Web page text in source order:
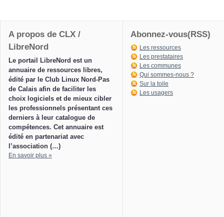
A propos de CLX /
LibreNord
Le portail LibreNord est un
annuaire de ressources libres,
édité par le Club Linux Nord-Pas
de Calais afin de faciliter les
choix logiciels et de mieux cibler
les professionnels présentant ces
derniers à leur catalogue de
compétences. Cet annuaire est
édité en partenariat avec
l’association (…)
En savoir plus »
Abonnez-vous(RSS)
Les ressources
Les prestataires
Les communes
Qui sommes-nous ?
Sur la toile
Les usagers